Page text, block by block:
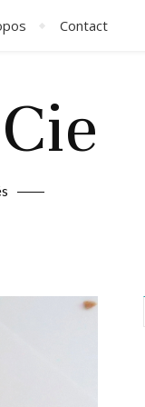
Contact